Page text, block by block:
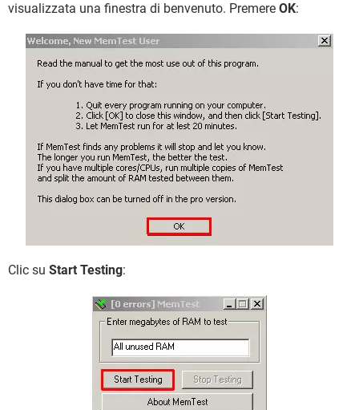
visualizzata una finestra di benvenuto. Premere OK:
Clic su Start Testing: